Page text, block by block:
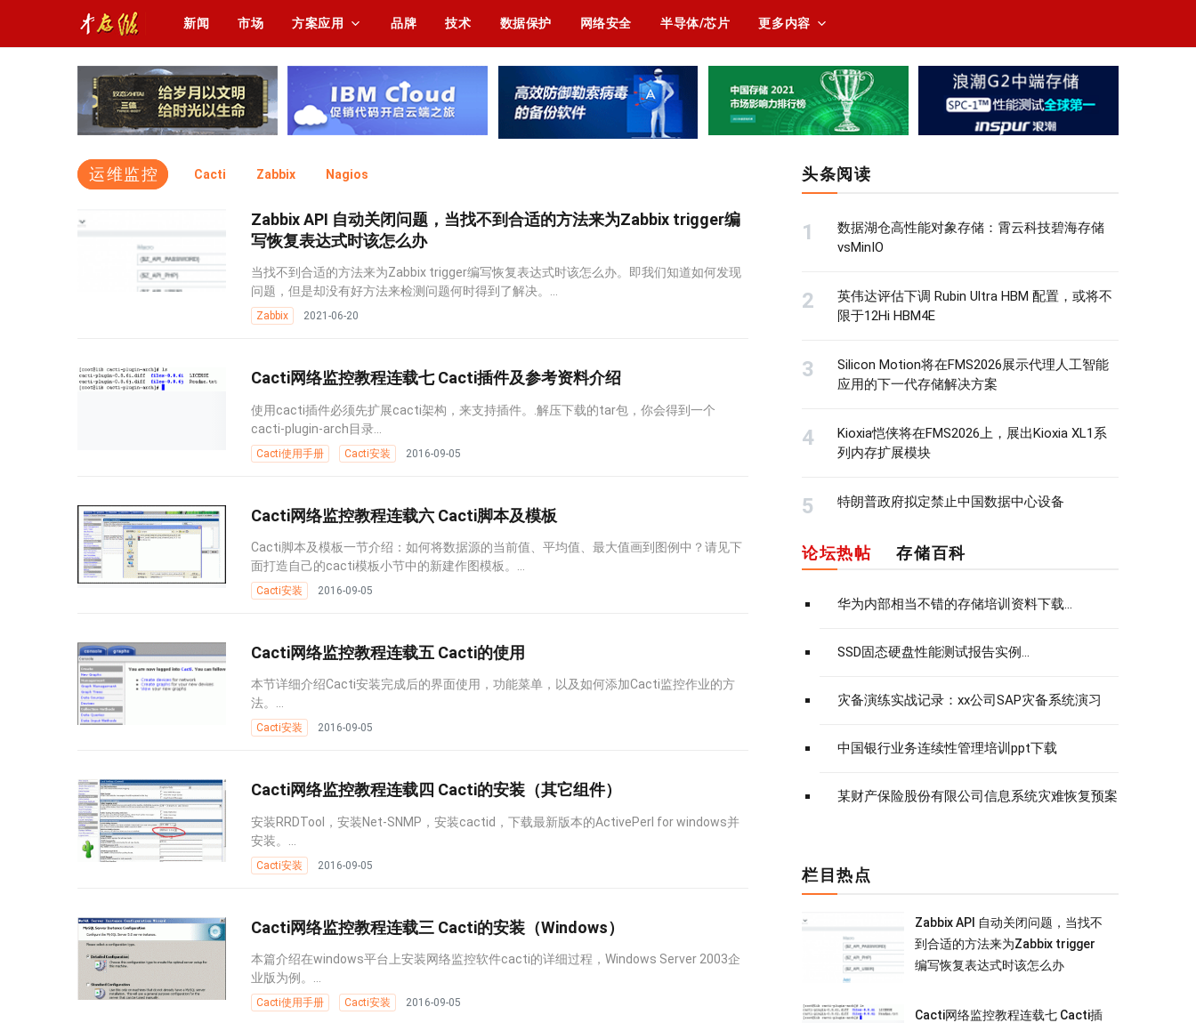
新闻 市场 方案应用 品牌 技术 数据保护 网络安全 半导体/芯片 更多内容
运维监控 Cacti Zabbix Nagios
Zabbix API 自动关闭问题，当找不到合适的方法来为Zabbix trigger编
写恢复表达式时该怎么办
当找不到合适的方法来为Zabbix trigger编写恢复表达式时该怎么办。即我们知道如何发现
问题，但是却没有好方法来检测问题何时得到了解决。...
Zabbix 2021-06-20
Cacti网络监控教程连载七 Cacti插件及参考资料介绍
使用cacti插件必须先扩展cacti架构，来支持插件。.解压下载的tar包，你会得到一个
cacti-plugin-arch目录...
Cacti使用手册 Cacti安装 2016-09-05
Cacti网络监控教程连载六 Cacti脚本及模板
Cacti脚本及模板一节介绍：如何将数据源的当前值、平均值、最大值画到图例中？请见下
面打造自己的cacti模板小节中的新建作图模板。...
Cacti安装 2016-09-05
Cacti网络监控教程连载五 Cacti的使用
本节详细介绍Cacti安装完成后的界面使用，功能菜单，以及如何添加Cacti监控作业的方
法。...
Cacti安装 2016-09-05
Cacti网络监控教程连载四 Cacti的安装（其它组件）
安装RRDTool，安装Net-SNMP，安装cactid，下载最新版本的ActivePerl for windows并
安装。...
Cacti安装 2016-09-05
Cacti网络监控教程连载三 Cacti的安装（Windows）
本篇介绍在windows平台上安装网络监控软件cacti的详细过程，Windows Server 2003企
业版为例。...
Cacti使用手册 Cacti安装 2016-09-05
头条阅读
数据湖仓高性能对象存储：霄云科技碧海存储
vsMinIO
英伟达评估下调 Rubin Ultra HBM 配置，或将不
限于12Hi HBM4E
Silicon Motion将在FMS2026展示代理人工智能
应用的下一代存储解决方案
Kioxia恺侠将在FMS2026上，展出Kioxia XL1系
列内存扩展模块
特朗普政府拟定禁止中国数据中心设备
论坛热帖 存储百科
华为内部相当不错的存储培训资料下载...
SSD固态硬盘性能测试报告实例...
灾备演练实战记录：xx公司SAP灾备系统演习
中国银行业务连续性管理培训ppt下载
某财产保险股份有限公司信息系统灾难恢复预案
栏目热点
Zabbix API 自动关闭问题，当找不
到合适的方法来为Zabbix trigger
编写恢复表达式时该怎么办
Cacti网络监控教程连载七 Cacti插